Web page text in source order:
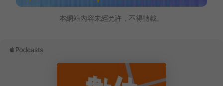
本網站內容未經允許，不得轉載。